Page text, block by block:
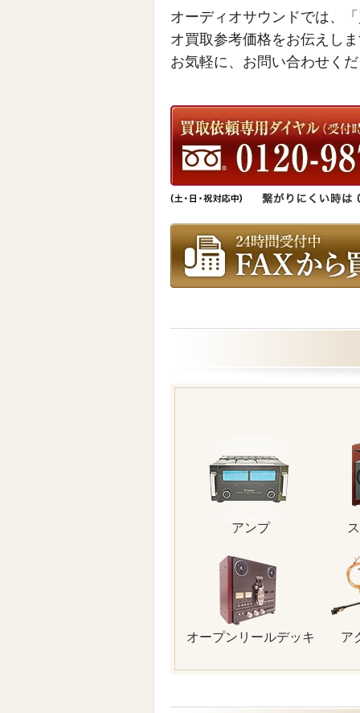
オーディオサウンドでは、
オ買取参考価格をお伝えしま
お気軽に、お問い合わせくだ
アンプ
オープンリールデッキ ア